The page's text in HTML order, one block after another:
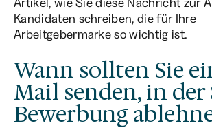
Artikel, wie Sie diese Nachricht zur
Kandidaten schreiben, die für Ihre
Arbeitgebermarke so wichtig ist.
Wann sollten Sie
Mail senden, in der
Bewerbung